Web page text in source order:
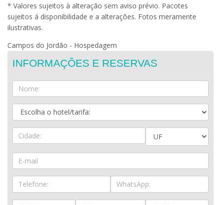
* Valores sujeitos à alteração sem aviso prévio. Pacotes
sujeitos á disponibilidade e a alterações. Fotos meramente
ilustrativas.
Campos do Jordão - Hospedagem
INFORMAÇÕES E RESERVAS